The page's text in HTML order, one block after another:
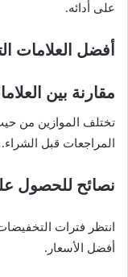
على أدائه.
أفضل العلامات
مقارنة بين
تختلف الموازين من
المراجعات قبل الشراء.
نصائح للحصول
انتظر فترات
أفضل الأسعار.